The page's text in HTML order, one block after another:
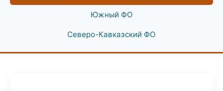
Южный ФО
Северо-Кавказский ФО